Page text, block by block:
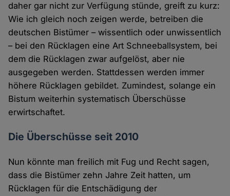
daher gar nicht zur Verfügung stünde, greift zu kurz:
Wie ich gleich noch zeigen werde, betreiben die
deutschen Bistümer – wissentlich oder unwissentlich
– bei den Rücklagen eine Art Schneeballsystem, bei
dem die Rücklagen zwar aufgelöst, aber nie
ausgegeben werden. Stattdessen werden immer
höhere Rücklagen gebildet. Zumindest, solange ein
Bistum weiterhin systematisch Überschüsse
erwirtschaftet.
Die Überschüsse seit 2010
Nun könnte man freilich mit Fug und Recht sagen,
dass die Bistümer zehn Jahre Zeit hatten, um
Rücklagen für die Entschädigung der